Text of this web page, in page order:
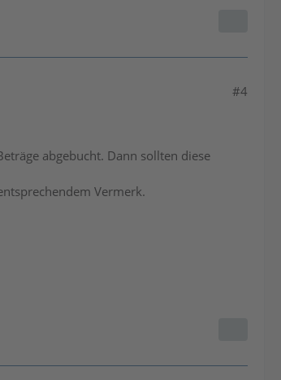
#4
abgebucht. Dann sollten diese
Vermerk.